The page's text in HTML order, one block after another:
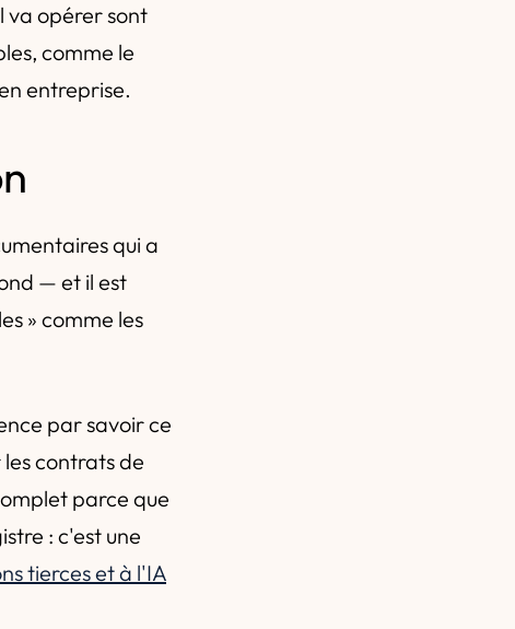
va opérer sont
comme le
entreprise.
qui a
— et il est
» comme les
par savoir ce
contrats de
parce que
: c'est une
tierces et à l'IA